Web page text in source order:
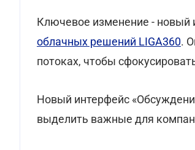
Ключевое изменение - новый
облачных решений LIGA360.
потоках, чтобы
Новый интерфейс
выделить важные для